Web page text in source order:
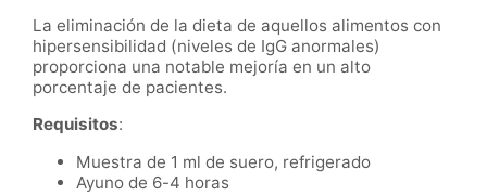
La eliminación de la dieta de aquellos alimentos con
hipersensibilidad (niveles de IgG anormales)
proporciona una notable mejoría en un alto
porcentaje de pacientes.
Requisitos:
Muestra de 1 ml de suero, refrigerado
Ayuno de 6-4 horas